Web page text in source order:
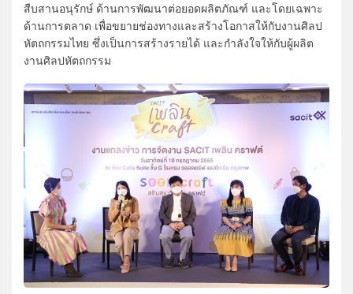
สืบสานอนุรักษ์ ด้านการพัฒนาต่อยอดผลิตภัณฑ์ และโดยเฉพาะ
ด้านการตลาด เพื่อขยายช่องทางและสร้างโอกาสให้กับงานศิลป
หัตถกรรมไทย ซึ่งเป็นการสร้างรายได้ และกำลังใจให้กับผู้ผลิต
งานศิลปหัตถกรรม